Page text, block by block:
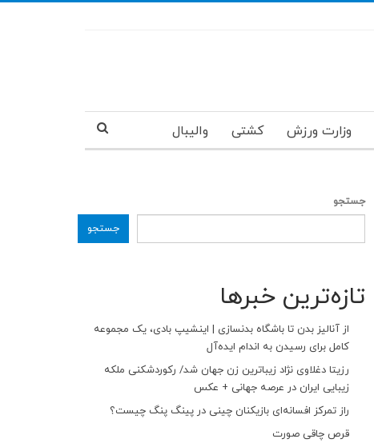
وزارت ورزش کشتی والیبال
جستجو
جستجو
تازه‌ترین خبرها
از آنالیز بدن تا باشگاه بدنسازی | اینشیپ بادی، یک مجموعه
کامل برای رسیدن به اندام ایده‌آل
رزیتا دغلاوی نژاد زیباترین زن جهان شد/ رکوردشکنی ملکه
زیبایی ایران در عرصه جهانی + عکس
راز تمرکز افسانه‌ای بازیکنان چینی در پینگ پنگ چیست؟
قرص چاقی صورت